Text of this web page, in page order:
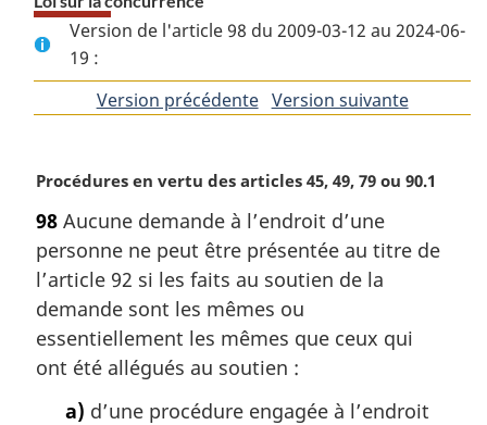
Version de l'article 98 du 2009-03-12 au 2024-06-
19 :
Version précédentedeVersion suivantede
N
t
e
m
a
g
i
Procédures en vertu des articles 45, 49, 79 ou 90.1
98 Aucune demande à l’endroit d’une
personne ne peut être présentée au titre de
l’article 92 si les faits au soutien de la
demande sont les mêmes ou
essentiellement les mêmes que ceux qui
ont été allégués au soutien :
a) d’une procédure engagée à l’endroit